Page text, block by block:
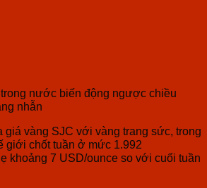
nước biến động ngược chiều
nhẫn
vàng SJC với vàng trang sức, trong
giới chốt tuần ở mức 1.992
khoảng 7 USD/ounce so với cuối tuần